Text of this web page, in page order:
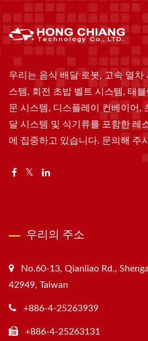
우리는 음식 배달 로봇, 고속 열차
스템, 회전 초밥 벨트 시스템, 태
문 시스템, 디스플레이 컨베이어,
달 시스템 및 식기류를 포함한 레
에 집중하고 있습니다. 문의해 주
우리의 주소
No.60-13, Qianliao Rd.,
42949, Taiwan
+886-4-25263939
+886-4-25263131